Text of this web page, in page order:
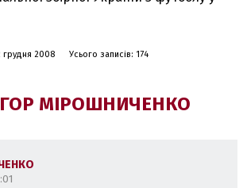
грудня 2008 Усього записів: 174
МІРОШНИЧЕНКО